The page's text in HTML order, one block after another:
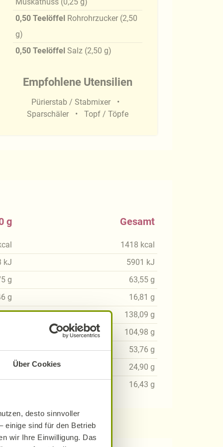
Über Cookies
desto sinnvoller
einige sind für den Betrieb
wir Ihre Einwilligung. Das
Muskatnuss (0,25 g)
0,50 Teelöffel Rohrohrzucker (2,50
g)
0,50 Teelöffel Salz (2,50 g)
Empfohlene Utensilien
Pürierstab / Stabmixer
Sparschäler
Topf / Töpfe
g
kJ
g
g
g
g
Gesamt
1418 kcal
5901 kJ
63,55 g
16,81 g
138,09 g
104,98 g
53,76 g
24,90 g
16,43 g